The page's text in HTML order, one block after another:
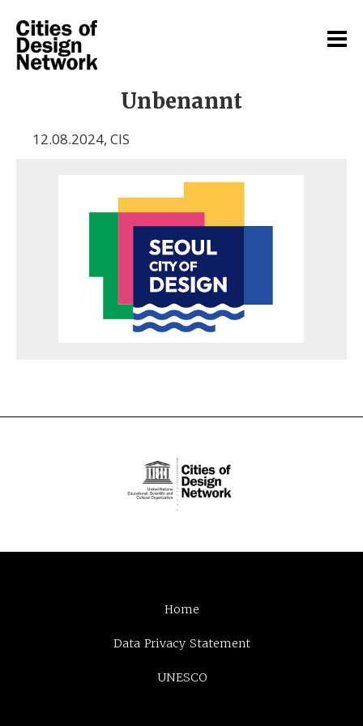
Unbenannt
12.08.2024, CIS
Home
Data Privacy Statement
UNESCO